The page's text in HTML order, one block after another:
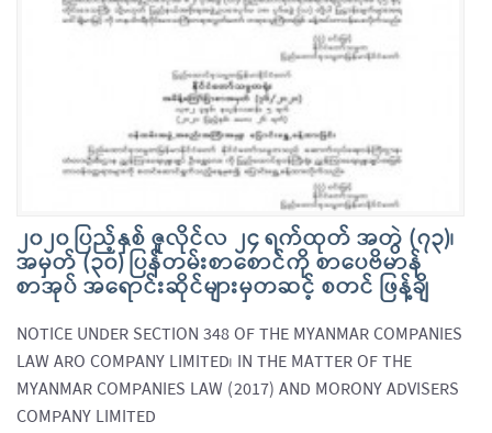
၂၀၂၀ ပြည့်နှစ် ဇူလိုင်လ ၂၄ ရက်ထုတ် အတွဲ (၇၃)၊
အမှတ် (၃၀) ပြန်တမ်းစာစောင်ကို စာပေဗိမာန်
စာအုပ် အရောင်းဆိုင်များမှတဆင့် စတင် ဖြန့်ချိ
NOTICE UNDER SECTION 348 OF THE MYANMAR COMPANIES
LAW ARO COMPANY LIMITED၊ IN THE MATTER OF THE
MYANMAR COMPANIES LAW (2017) AND MORONY ADVISERS
COMPANY LIMITED